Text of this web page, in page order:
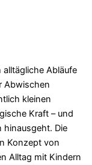
alltägliche Abläufe
Abwischen
kleinen
Kraft – und
hinausgeht. Die
Konzept von
Alltag mit Kindern